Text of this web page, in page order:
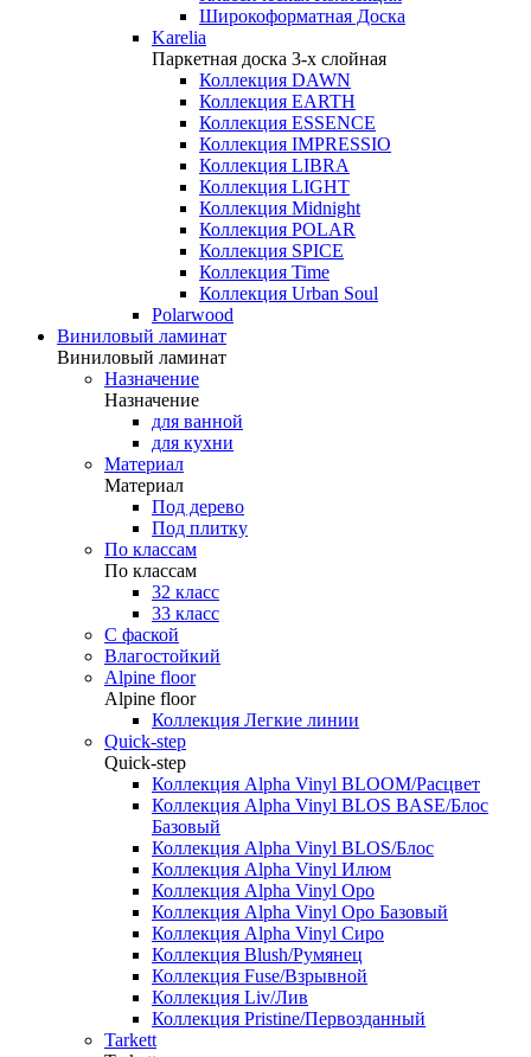
Широкоформатная Доска
Karelia
Паркетная доска 3-х слойная
Коллекция DAWN
Коллекция EARTH
Коллекция ESSENCE
Коллекция IMPRESSIO
Коллекция LIBRA
Коллекция LIGHT
Коллекция Midnight
Коллекция POLAR
Коллекция SPICE
Коллекция Time
Коллекция Urban Soul
Polarwood
Виниловый ламинат
Виниловый ламинат
Назначение
Назначение
для ванной
для кухни
Материал
Материал
Под дерево
Под плитку
По классам
По классам
32 класс
33 класс
С фаской
Влагостойкий
Alpine floor
Alpine floor
Коллекция Легкие линии
Quick-step
Quick-step
Коллекция Alpha Vinyl BLOOM/Расцвет
Коллекция Alpha Vinyl BLOS BASE/Блос
Базовый
Коллекция Alpha Vinyl BLOS/Блос
Коллекция Alpha Vinyl Илюм
Коллекция Alpha Vinyl Оро
Коллекция Alpha Vinyl Оро Базовый
Коллекция Alpha Vinyl Сиро
Коллекция Blush/Румянец
Коллекция Fuse/Взрывной
Коллекция Liv/Лив
Коллекция Pristine/Первозданный
Tarkett